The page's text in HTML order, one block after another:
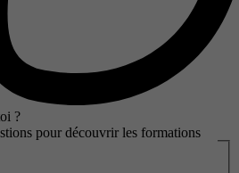
?
pour découvrir les formations